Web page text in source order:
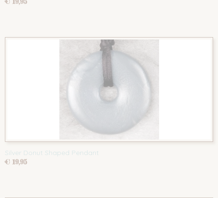
Silver Donut Shaped Pendant
€ 19,95